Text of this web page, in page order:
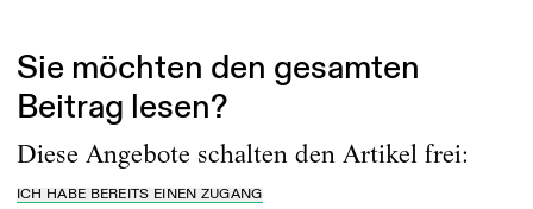
Sie möchten den gesamten
Beitrag lesen?
Diese Angebote schalten den Artikel frei:
ICH HABE BEREITS EINEN ZUGANG